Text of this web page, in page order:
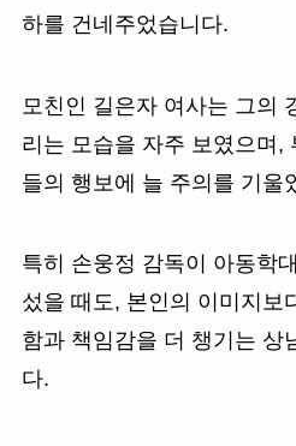
하를 건네주었습니다.
모친인 길은자 여사는 그의
리는 모습을 자주 보였으며,
들의 행보에 늘 주의를 기울
특히 손웅정 감독이 아동학
섰을 때도, 본인의 이미지보
함과 책임감을 더 챙기는 상
다.